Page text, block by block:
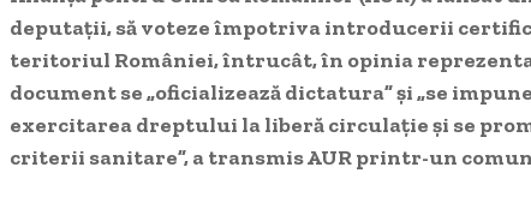
deputații, să voteze împotriva introducerii
teritoriul României, întrucât, în opinia
document se „oficializează dictatura” și „se
exercitarea dreptului la liberă circulație și se
criterii sanitare”, a transmis AUR printr-un